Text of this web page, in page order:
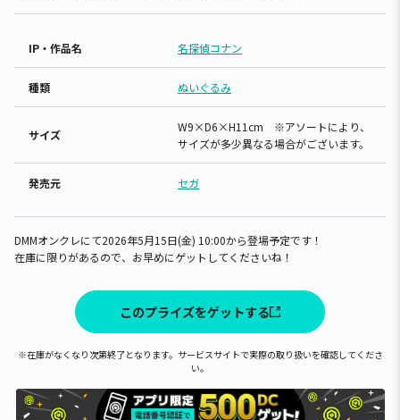
IP・作品名 名探偵コナン
種類 ぬいぐるみ
サイズ
W9×D6×H11cm ※アソートにより、
サイズが多少異なる場合がございます。
発売元 セガ
DMMオンクレにて2026年5月15日(金) 10:00から登場予定です！
在庫に限りがあるので、お早めにゲットしてくださいね！
このプライズをゲットする
※在庫がなくなり次第終了となります。サービスサイトで実際の取り扱いを確認してくださ
い。